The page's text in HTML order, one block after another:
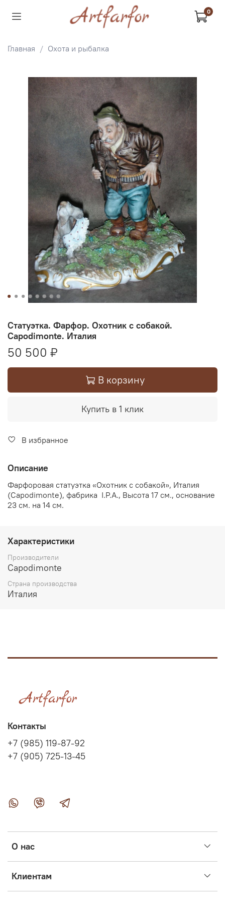
0
Главная Охота и рыбалка
Статуэтка. Фарфор. Охотник с собакой.
Capodimonte. Италия
50 500 ₽
В корзину
Купить в 1 клик
В избранное
Описание
Фарфоровая статуэтка «Охотник с собакой», Италия
(Capodimonte), фабрика I.P.A., Высота 17 см., основание
23 см. на 14 см.
Характеристики
Производители
Capodimonte
Страна производства
Италия
О нас
Клиентам
Контакты
+7 (985) 119-87-92
+7 (905) 725-13-45